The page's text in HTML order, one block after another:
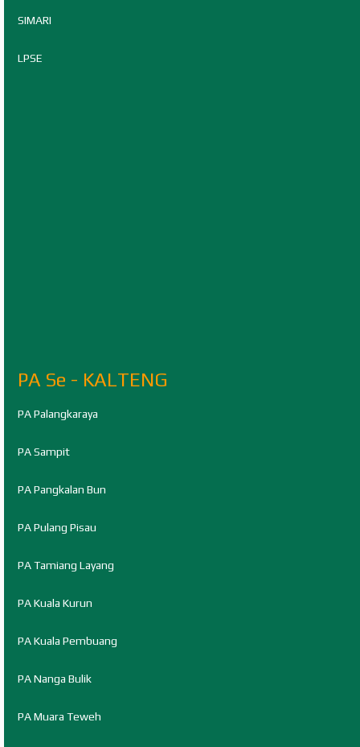
SIMARI
LPSE
PA Se - KALTENG
PA Palangkaraya
PA Sampit
PA Pangkalan Bun
PA Pulang Pisau
PA Tamiang Layang
PA Kuala Kurun
PA Kuala Pembuang
PA Nanga Bulik
PA Muara Teweh